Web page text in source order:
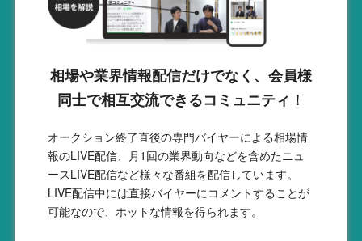
相場や業界情報配信だけでなく、会員様
同士で相互交流できるコミュニティ！
オークション終了直後の専門バイヤーによる相場情
報のLIVE配信、月1回の業界動向などを含めたニュ
ースLIVE配信など様々な番組を配信しています。
LIVE配信中には直接バイヤーにコメントすることが
可能なので、ホットな情報を得られます。